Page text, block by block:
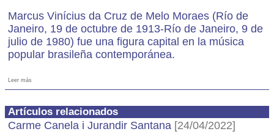
Marcus Vinícius da Cruz de Melo Moraes (Río de
Janeiro, 19 de octubre de 1913-Río de Janeiro, 9 de
julio de 1980) fue una figura capital en la música
popular brasileña contemporánea.
Leer más
Artículos relacionados
Carme Canela i Jurandir Santana [24/04/2022]